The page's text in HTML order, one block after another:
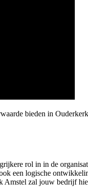
bieden in
rol in in de
een logische
zal jouw bedrijf